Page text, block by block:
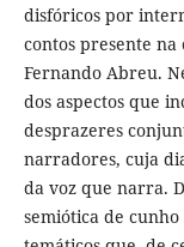
disfóricos por
contos presente
Fernando Abreu.
dos aspectos que
desprazeres
narradores, cuja
da voz que narra.
semiótica de